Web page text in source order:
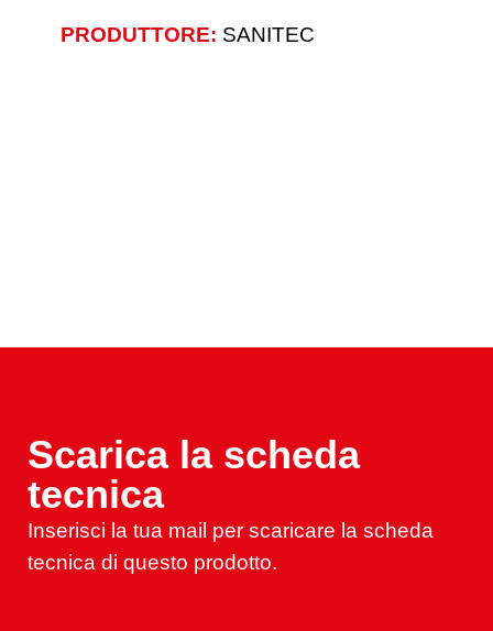
PRODUTTORE: SANITEC
Scarica la scheda
tecnica
Inserisci la tua mail per scaricare la scheda
tecnica di questo prodotto.